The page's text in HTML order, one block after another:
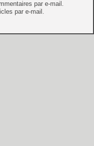
par e-mail.
par e-mail.